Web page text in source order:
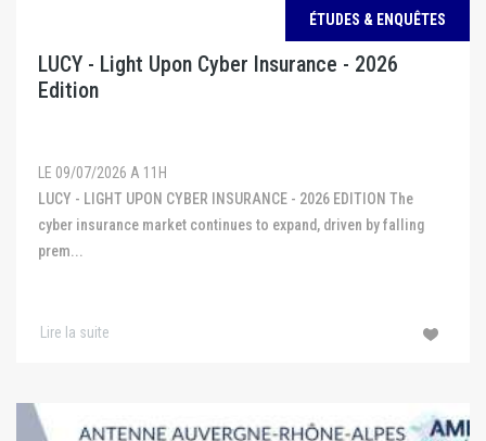
ÉTUDES & ENQUÊTES
LUCY - Light Upon Cyber Insurance - 2026
Edition
LE 09/07/2026 A 11H
LUCY - LIGHT UPON CYBER INSURANCE - 2026 EDITION The
cyber insurance market continues to expand, driven by falling
prem...
Lire la suite